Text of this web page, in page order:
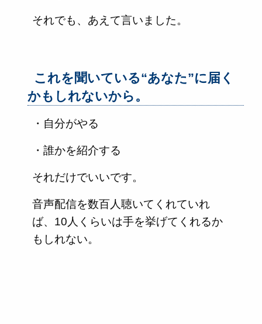
それでも、あえて言いました。
これを聞いている“あなた”に届く
かもしれないから。
・自分がやる
・誰かを紹介する
それだけでいいです。
音声配信を数百人聴いてくれていれ
ば、10人くらいは手を挙げてくれるか
もしれない。